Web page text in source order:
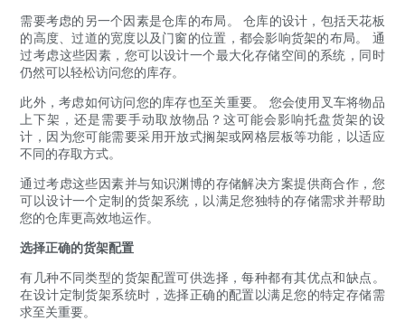
需要考虑的另一个因素是仓库的布局。 仓库的设计，包括天花板
的高度、过道的宽度以及门窗的位置，都会影响货架的布局。 通
过考虑这些因素，您可以设计一个最大化存储空间的系统，同时
仍然可以轻松访问您的库存。
此外，考虑如何访问您的库存也至关重要。 您会使用叉车将物品
上下架，还是需要手动取放物品？这可能会影响托盘货架的设
计，因为您可能需要采用开放式搁架或网格层板等功能，以适应
不同的存取方式。
通过考虑这些因素并与知识渊博的存储解决方案提供商合作，您
可以设计一个定制的货架系统，以满足您独特的存储需求并帮助
您的仓库更高效地运作。
选择正确的货架配置
有几种不同类型的货架配置可供选择，每种都有其优点和缺点。
在设计定制货架系统时，选择正确的配置以满足您的特定存储需
求至关重要。